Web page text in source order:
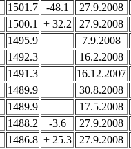
1501.7 -48.1 27.9.2008
1500.1 + 32.2 27.9.2008
1495.9 7.9.2008
1492.3 16.2.2008
1491.3 16.12.2007
1489.9 30.8.2008
1489.9 17.5.2008
1488.2 -3.6 27.9.2008
1486.8 + 25.3 27.9.2008